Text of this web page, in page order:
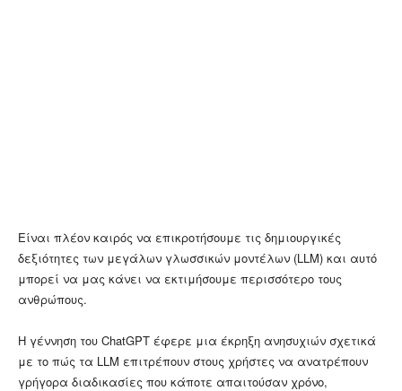
Είναι πλέον καιρός να επικροτήσουμε τις δημιουργικές
δεξιότητες των μεγάλων γλωσσικών μοντέλων (LLM) και αυτό
μπορεί να μας κάνει να εκτιμήσουμε περισσότερο τους
ανθρώπους.
Η γέννηση του ChatGPT έφερε μια έκρηξη ανησυχιών σχετικά
με το πώς τα LLM επιτρέπουν στους χρήστες να ανατρέπουν
γρήγορα διαδικασίες που κάποτε απαιτούσαν χρόνο,